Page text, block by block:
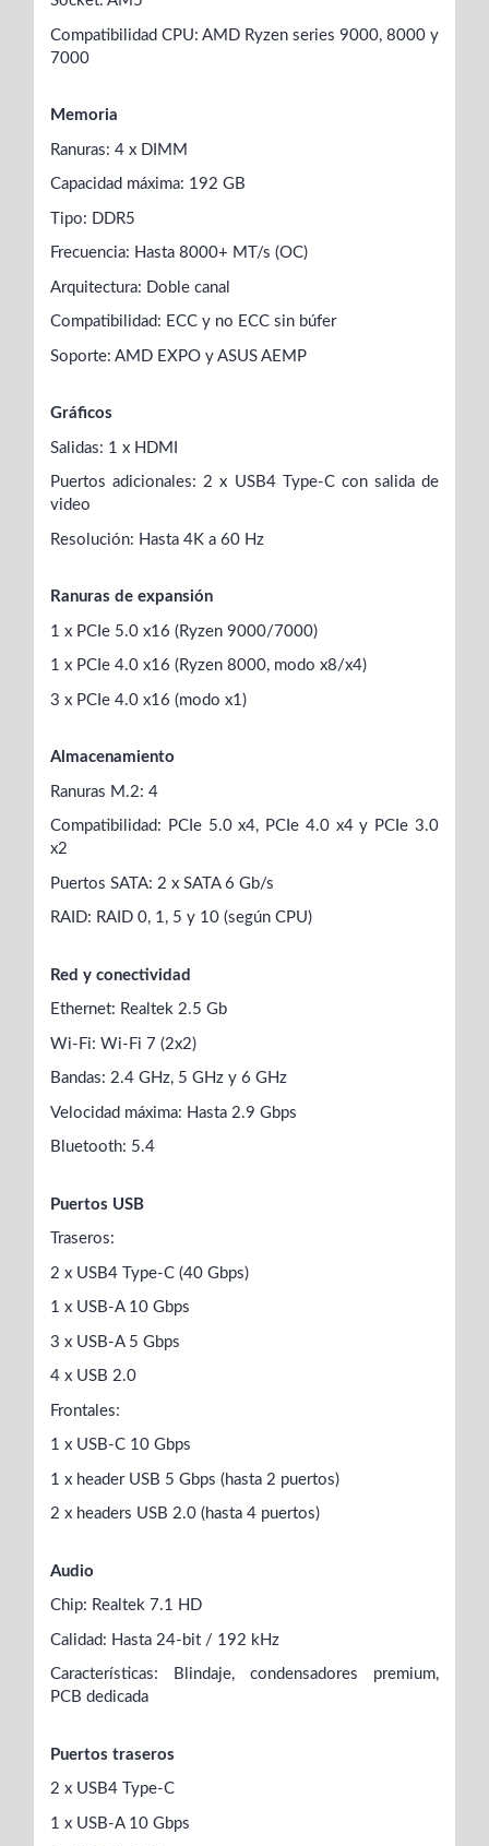
Compatibilidad CPU: AMD Ryzen series 9000, 8000 y
7000
Memoria
Ranuras: 4 x DIMM
Capacidad máxima: 192 GB
Tipo: DDR5
Frecuencia: Hasta 8000+ MT/s (OC)
Arquitectura: Doble canal
Compatibilidad: ECC y no ECC sin búfer
Soporte: AMD EXPO y ASUS AEMP
Gráficos
Salidas: 1 x HDMI
Puertos adicionales: 2 x USB4 Type-C con salida de
video
Resolución: Hasta 4K a 60 Hz
Ranuras de expansión
1 x PCIe 5.0 x16 (Ryzen 9000/7000)
1 x PCIe 4.0 x16 (Ryzen 8000, modo x8/x4)
3 x PCIe 4.0 x16 (modo x1)
Almacenamiento
Ranuras M.2: 4
Compatibilidad: PCIe 5.0 x4, PCIe 4.0 x4 y PCIe 3.0
x2
Puertos SATA: 2 x SATA 6 Gb/s
RAID: RAID 0, 1, 5 y 10 (según CPU)
Red y conectividad
Ethernet: Realtek 2.5 Gb
Wi-Fi: Wi-Fi 7 (2x2)
Bandas: 2.4 GHz, 5 GHz y 6 GHz
Velocidad máxima: Hasta 2.9 Gbps
Bluetooth: 5.4
Puertos USB
Traseros:
2 x USB4 Type-C (40 Gbps)
1 x USB-A 10 Gbps
3 x USB-A 5 Gbps
4 x USB 2.0
Frontales:
1 x USB-C 10 Gbps
1 x header USB 5 Gbps (hasta 2 puertos)
2 x headers USB 2.0 (hasta 4 puertos)
Audio
Chip: Realtek 7.1 HD
Calidad: Hasta 24-bit / 192 kHz
Características: Blindaje, condensadores premium,
PCB dedicada
Puertos traseros
2 x USB4 Type-C
1 x USB-A 10 Gbps